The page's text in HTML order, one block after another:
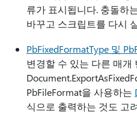
류가 표시됩니다. 충돌하
바꾸고 스크립트를 다시
PbFixedFormatType 및
변경할 수 있는 다른 매개
PbFileFormat을 사용하는
식으로 출력하는 것도 고